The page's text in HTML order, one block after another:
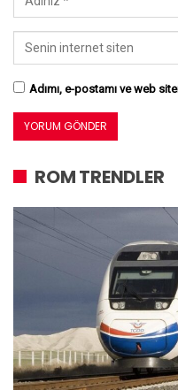
Adımı, e-postamı ve web
ROM TRENDLER